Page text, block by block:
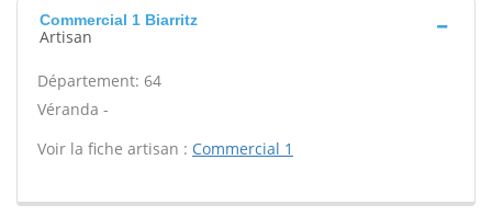
Commercial 1 Biarritz
Artisan
Département: 64
Véranda -
Voir la fiche artisan : Commercial 1